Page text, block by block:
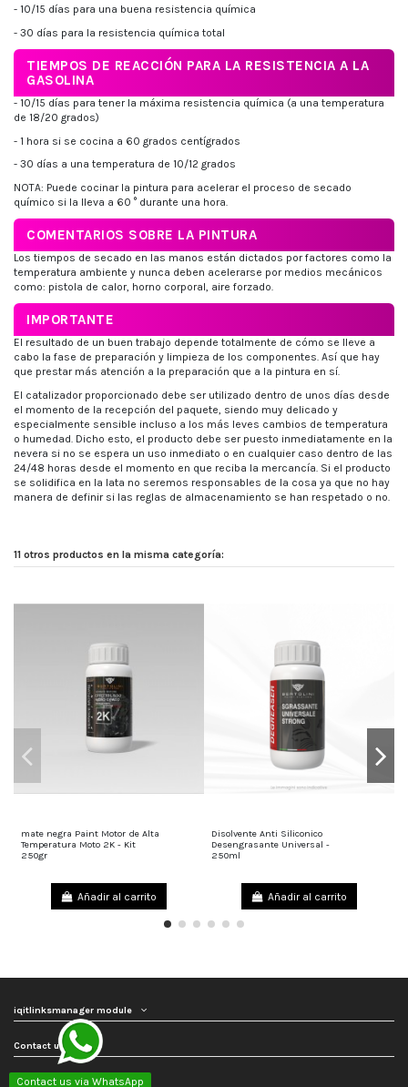
- 10/15 días para una buena resistencia química
- 30 días para la resistencia química total
TIEMPOS DE REACCIÓN PARA LA RESISTENCIA A LA
GASOLINA
- 10/15 días para tener la máxima resistencia química (a una temperatura
de 18/20 grados)
- 1 hora si se cocina a 60 grados centígrados
- 30 días a una temperatura de 10/12 grados
NOTA: Puede cocinar la pintura para acelerar el proceso de secado
químico si la lleva a 60 ° durante una hora.
COMENTARIOS SOBRE LA PINTURA
Los tiempos de secado en las manos están dictados por factores como la
temperatura ambiente y nunca deben acelerarse por medios mecánicos
como: pistola de calor, horno corporal, aire forzado.
IMPORTANTE
El resultado de un buen trabajo depende totalmente de cómo se lleve a
cabo la fase de preparación y limpieza de los componentes. Así que hay
que prestar más atención a la preparación que a la pintura en sí.
El catalizador proporcionado debe ser utilizado dentro de unos días desde
el momento de la recepción del paquete, siendo muy delicado y
especialmente sensible incluso a los más leves cambios de temperatura
o humedad. Dicho esto, el producto debe ser puesto inmediatamente en la
nevera si no se espera un uso inmediato o en cualquier caso dentro de las
24/48 horas desde el momento en que reciba la mercancía. Si el producto
se solidifica en la lata no seremos responsables de la cosa ya que no hay
manera de definir si las reglas de almacenamiento se han respetado o no.
11 otros productos en la misma categoría:
mate negra Paint Motor de Alta
Temperatura Moto 2K - Kit
250gr
Añadir al carrito
Disolvente Anti Siliconico
Desengrasante Universal -
250ml
Añadir al carrito
iqitlinksmanager module
Contact us
Contact us via WhatsApp
Follow us